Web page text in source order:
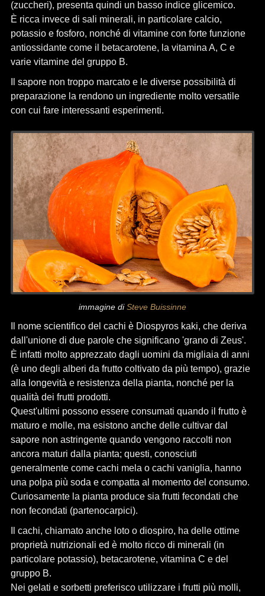
(zuccheri), presenta quindi un basso indice glicemico.
È ricca invece di sali minerali, in particolare calcio,
potassio e fosforo, nonché di vitamine con forte funzione
antiossidante come il betacarotene, la vitamina A, C e
varie vitamine del gruppo B.
Il sapore non troppo marcato e le diverse possibilità di
preparazione la rendono un ingrediente molto versatile
con cui fare interessanti esperimenti.
immagine di Steve Buissinne
Il nome scientifico del cachi è Diospyros kaki, che deriva
dall'unione di due parole che significano 'grano di Zeus'.
È infatti molto apprezzato dagli uomini da migliaia di anni
(è uno degli alberi da frutto coltivato da più tempo), grazie
alla longevità e resistenza della pianta, nonché per la
qualità dei frutti prodotti.
Quest'ultimi possono essere consumati quando il frutto è
maturo e molle, ma esistono anche delle cultivar dal
sapore non astringente quando vengono raccolti non
ancora maturi dalla pianta; questi, conosciuti
generalmente come cachi mela o cachi vaniglia, hanno
una polpa più soda e compatta al momento del consumo.
Curiosamente la pianta produce sia frutti fecondati che
non fecondati (partenocarpici).
Il cachi, chiamato anche loto o diospiro, ha delle ottime
proprietà nutrizionali ed è molto ricco di minerali (in
particolare potassio), betacarotene, vitamina C e del
gruppo B.
Nei gelati e sorbetti preferisco utilizzare i frutti più molli,